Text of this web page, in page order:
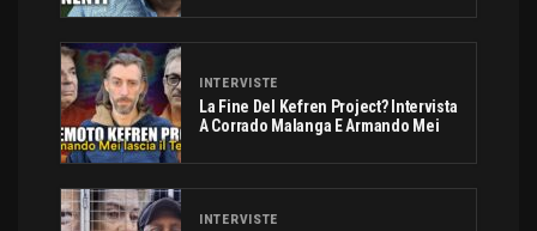
INTERVISTE
La Fine Del Kefren Project? Intervista
A Corrado Malanga E Armando Mei
INTERVISTE